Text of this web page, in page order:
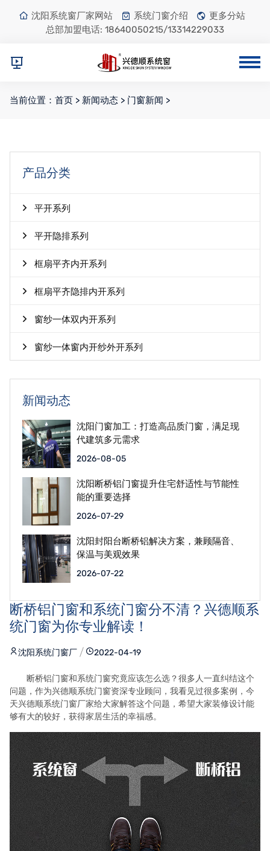
沈阳系统窗厂家网站 系统门窗介绍
更多分站
总部加盟电话: 18640050215/13314229033
当前位置： 首页 > 新闻动态 > 门窗新闻 >
产品分类
平开系列
平开隐排系列
框扇平齐内开系列
框扇平齐隐排内开系列
窗纱一体双内开系列
窗纱一体窗内开纱外开系列
新闻动态
沈阳门窗加工：打造高品质门窗，满足现
代建筑多元需求
2026-08-05
沈阳断桥铝门窗提升住宅舒适性与节能性
能的重要选择
2026-07-29
沈阳封阳台断桥铝解决方案，兼顾隔音、
保温与美观效果
2026-07-22
断桥铝门窗和系统门窗分不清？兴德顺系
统门窗为你专业解读！
沈阳系统门窗厂 2022-04-19
断桥铝门窗和系统门窗究竟应该怎么选？很多人一直纠结这个
问题，作为兴德顺系统门窗资深专业顾问，我看见过很多案例，今
天兴德顺系统门窗厂家给大家解答这个问题，希望大家装修设计能
够有大的较好，获得家居生活的幸福感。